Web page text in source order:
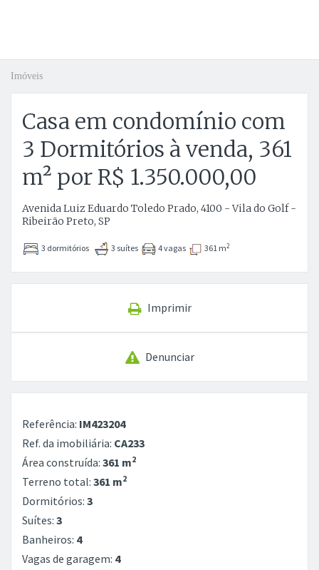
Imóveis
Casa em condomínio com
3 Dormitórios à venda, 361
m² por R$ 1.350.000,00
Avenida Luiz Eduardo Toledo Prado, 4100 - Vila do Golf -
Ribeirão Preto, SP
3 dormitórios 3 suítes 4 vagas 361 m2
Imprimir
Denunciar
Referência: IM423204
Ref. da imobiliária: CA233
Área construída: 361 m2
Terreno total: 361 m2
Dormitórios: 3
Suítes: 3
Banheiros: 4
Vagas de garagem: 4